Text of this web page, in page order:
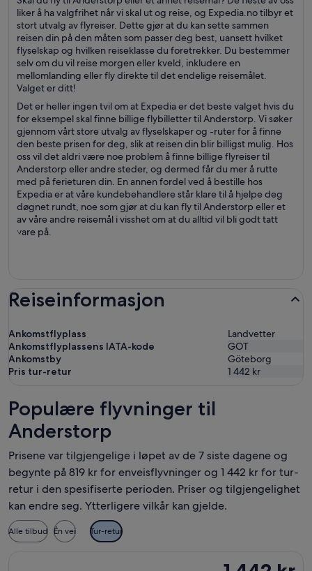
liker å ha valgfrihet når vi skal ut og reise, og Expedia.no tilbyr et
stort utvalg av flyreiser. Dette gjør at du kan sette sammen
reisen din på den måten som passer deg best, uansett hvilket
flyselskap og hvilken reiseklasse du foretrekker. Du bestemmer
selv om du vil reise morgen eller kveld, inkludere en
mellomlanding eller fly direkte til det endelige reisemålet.
Valget er ditt!
Det er heller ingen tvil om at Expedia er det beste valget hvis du
for eksempel skal finne billige flybilletter til Anderstorp. Vi søker
gjennom vårt store utvalg av flyselskaper og -ruter for å finne
den beste prisen for deg, slik at reisen din blir billigst mulig. Hos
oss vil det aldri være noe problem å finne billige flyreiser til
Anderstorp eller andre steder, og dermed får du mer å rutte
med på ferieturen din. En annen fordel ved å bestille hos
Expedia er at våre kundebehandlere står klare til å hjelpe deg
døgnet rundt, noe som gjør at du kan fly til Anderstorp eller et
av våre andre reisemål i visshet om at du alltid vil bli godt tatt
vare på.
Reiseinformasjon
Ankomstflyplass
Landvetter
Ankomstflyplassens IATA-kode
GOT
Ankomstby
Göteborg
Pris tur-retur
1 442 kr
Populære flyvninger til
Anderstorp
Prisene var tilgjengelige i løpet av de 7 siste dagene og
begynte på 819 kr for enveisflyvninger og 1 442 kr for tur-
retur i den spesifiserte perioden. Priser og tilgjengelighet
kan endre seg. Ytterligere vilkår kan gjelde.
Alle tilbud Én vei Tur-retur
1 442 kr